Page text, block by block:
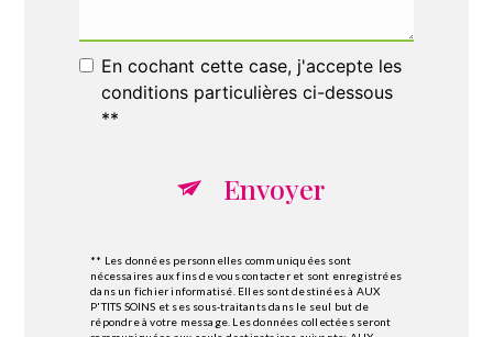
En cochant cette case, j'accepte les
conditions particulières ci-dessous
**
Envoyer
** Les données personnelles communiquées sont
nécessaires aux fins de vous contacter et sont enregistrées
dans un fichier informatisé. Elles sont destinées à AUX
P'TITS SOINS et ses sous-traitants dans le seul but de
répondre à votre message. Les données collectées seront